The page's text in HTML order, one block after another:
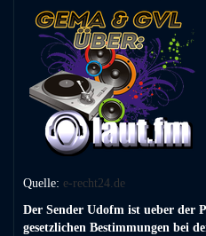
Quelle: e-recht24.de
Der Sender Udofm ist ueber der
gesetzlichen Bestimmungen bei